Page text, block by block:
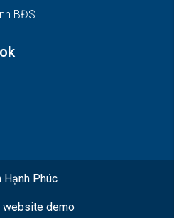
BĐS.
Hạnh Phúc
website demo